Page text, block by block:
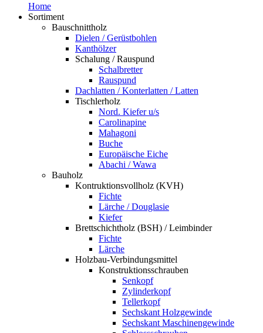
Home
Sortiment
Bauschnittholz
Dielen / Gerüstbohlen
Kanthölzer
Schalung / Rauspund
Schalbretter
Rauspund
Dachlatten / Konterlatten / Latten
Tischlerholz
Nord. Kiefer u/s
Carolinapine
Mahagoni
Buche
Europäische Eiche
Abachi / Wawa
Bauholz
Kontruktionsvollholz (KVH)
Fichte
Lärche / Douglasie
Kiefer
Brettschichtholz (BSH) / Leimbinder
Fichte
Lärche
Holzbau-Verbindungsmittel
Konstruktionsschrauben
Senkopf
Zylinderkopf
Tellerkopf
Sechskant Holzgewinde
Sechskant Maschinengewinde